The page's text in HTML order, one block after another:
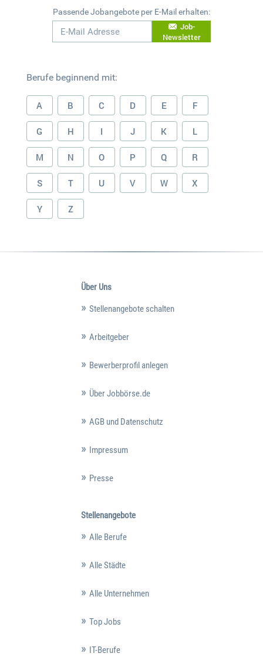
Passende Jobangebote per E-Mail erhalten:
Job-
Newsletter
Berufe beginnend mit:
A B C D E F
G H I J K L
M N O P Q R
S T U V W X
Y Z
Über Uns
Stellenangebote schalten
Arbeitgeber
Bewerberprofil anlegen
Über Jobbörse.de
AGB und Datenschutz
Impressum
Presse
Stellenangebote
Alle Berufe
Alle Städte
Alle Unternehmen
Top Jobs
IT-Berufe